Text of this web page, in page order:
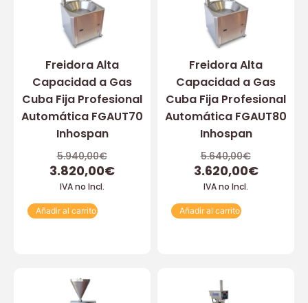
Freidora Alta
Capacidad a Gas
Cuba Fija Profesional
Automática FGAUT70
Inhospan
5.940,00€
3.820,00€
IVA no Incl.
Añadir al carrito
Freidora Alta
Capacidad a Gas
Cuba Fija Profesional
Automática FGAUT80
Inhospan
5.640,00€
3.620,00€
IVA no Incl.
Añadir al carrito